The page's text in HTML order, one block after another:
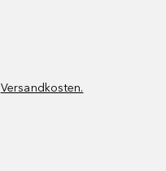
Versandkosten.